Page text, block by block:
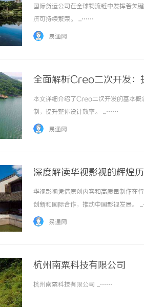
国际货运公司在全球物流链中发挥着关
济可持续繁荣。 ...……
易通网
全面解析Creo二次开发：
本文详细介绍了Creo二次开发的基本概
制，提升整体设计效率。 ...……
易通网
深度解读华视影视的辉煌
华视影视凭借原创内容和高质量制作在
创新和国际合作，推动中国影视发展。
易通网
杭州南粟科技有限公司
杭州南粟科技有限公司 ...……